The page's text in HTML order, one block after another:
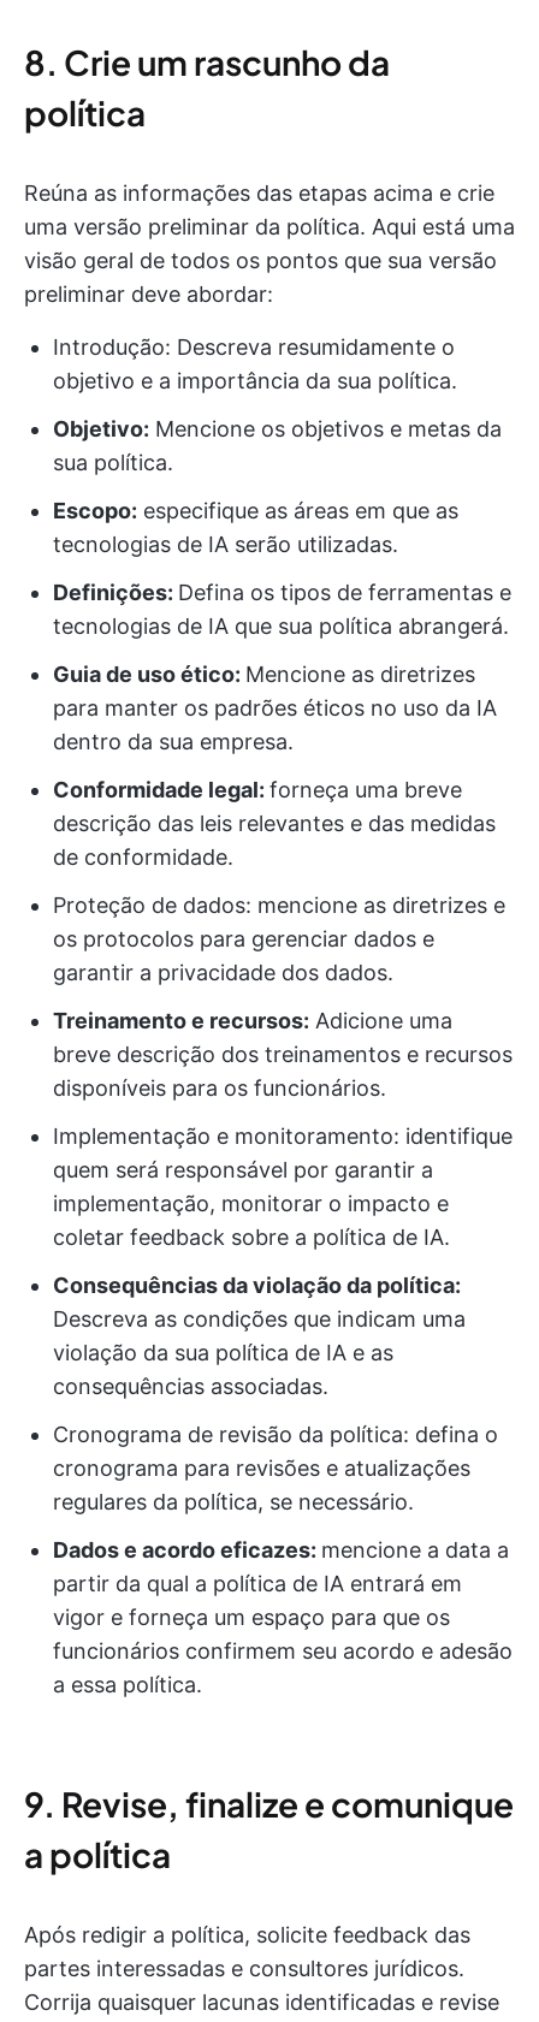
8. Crie um rascunho da
política
Reúna as informações das etapas acima e crie
uma versão preliminar da política. Aqui está uma
visão geral de todos os pontos que sua versão
preliminar deve abordar:
Introdução: Descreva resumidamente o
objetivo e a importância da sua política.
Objetivo: Mencione os objetivos e metas da
sua política.
Escopo: especifique as áreas em que as
tecnologias de IA serão utilizadas.
Definições: Defina os tipos de ferramentas e
tecnologias de IA que sua política abrangerá.
Guia de uso ético: Mencione as diretrizes
para manter os padrões éticos no uso da IA
dentro da sua empresa.
Conformidade legal: forneça uma breve
descrição das leis relevantes e das medidas
de conformidade.
Proteção de dados: mencione as diretrizes e
os protocolos para gerenciar dados e
garantir a privacidade dos dados.
Treinamento e recursos: Adicione uma
breve descrição dos treinamentos e recursos
disponíveis para os funcionários.
Implementação e monitoramento: identifique
quem será responsável por garantir a
implementação, monitorar o impacto e
coletar feedback sobre a política de IA.
Consequências da violação da política:
Descreva as condições que indicam uma
violação da sua política de IA e as
consequências associadas.
Cronograma de revisão da política: defina o
cronograma para revisões e atualizações
regulares da política, se necessário.
Dados e acordo eficazes: mencione a data a
partir da qual a política de IA entrará em
vigor e forneça um espaço para que os
funcionários confirmem seu acordo e adesão
a essa política.
9. Revise, finalize e comunique
a política
Após redigir a política, solicite feedback das
partes interessadas e consultores jurídicos.
Corrija quaisquer lacunas identificadas e revise